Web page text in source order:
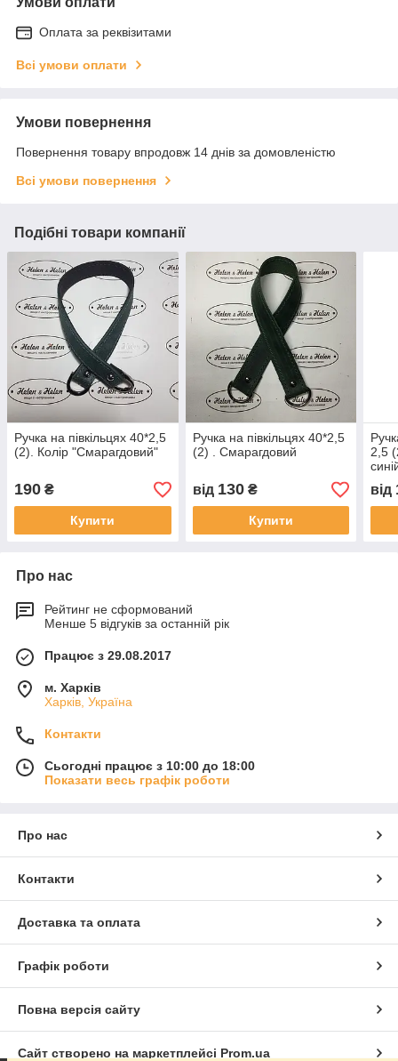
Оплата за реквізитами
Всі умови оплати
Умови повернення
Повернення товару впродовж 14 днів за домовленістю
Всі умови повернення
Подібні товари компанії
Ручка на півкільцях 40*2,5
(2). Колір "Смарагдовий"
190 ₴
Купити
Ручка на півкільцях 40*2,5
(2) . Смарагдовий
від 130₴
Купити
2,5
від
Про нас
Рейтинг не сформований
Менше 5 відгуків за останній рік
Працює з 29.08.2017
м. Харків
Харків, Україна
Контакти
Сьогодні працює з 10:00 до 18:00
Показати весь графік роботи
Про нас
Контакти
Доставка та оплата
Графік роботи
Повна версія сайту
Сайт створено на маркетплейсі Prom.ua